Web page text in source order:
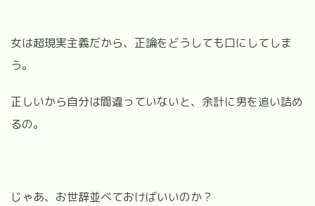
女は超現実主義だから、正論をどうしても口にしてしま
う。
正しいから自分は間違っていないと、余計に男を追い詰め
るの。
じゃあ、お世辞並べておけばいいのか？